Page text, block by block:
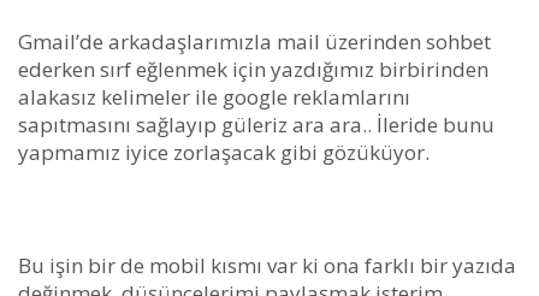
Gmail’de arkadaşlarımızla mail üzerinden sohbet
ederken sırf eğlenmek için yazdığımız birbirinden
alakasız kelimeler ile google reklamlarını
sapıtmasını sağlayıp güleriz ara ara.. İleride bunu
yapmamız iyice zorlaşacak gibi gözüküyor.
Bu işin bir de mobil kısmı var ki ona farklı bir yazıda